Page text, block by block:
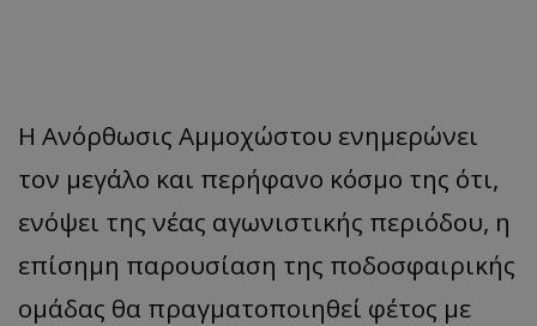
Η Ανόρθωσις Αμμοχώστου ενημερώνει
τον μεγάλο και περήφανο κόσμο της ότι,
ενόψει της νέας αγωνιστικής περιόδου, η
επίσημη παρουσίαση της ποδοσφαιρικής
ομάδας θα πραγματοποιηθεί φέτος με